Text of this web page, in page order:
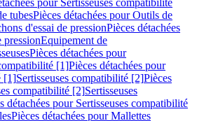
pour Sertisseuses compatibilité
tubesPièces détachées pour Outils de
d'essai de pressionPièces détachées
pressionEquipement de
Pièces détachées pour
[1]Pièces détachées pour
[1]Sertisseuses compatibilité [2]Pièces
compatibilité [2]Sertisseuses
détachées pour Sertisseuses compatibilité
Pièces détachées pour Mallettes